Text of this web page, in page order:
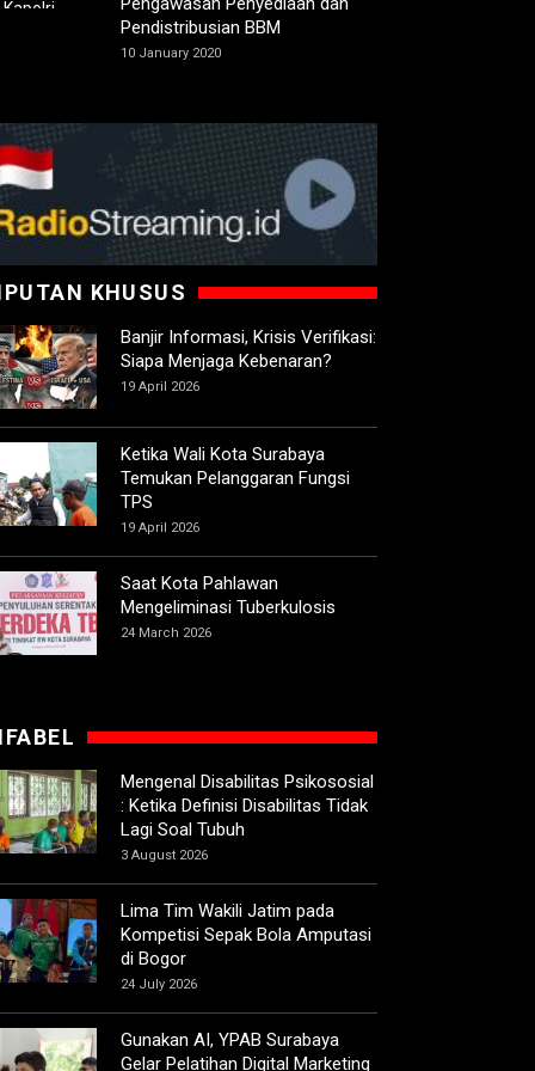
Pendistribusian BBM
10 January 2020
KHUSUS
Banjir Informasi, Krisis Verifikasi:
Siapa Menjaga Kebenaran?
19 April 2026
Ketika Wali Kota Surabaya
Temukan Pelanggaran Fungsi
TPS
19 April 2026
Saat Kota Pahlawan
Mengeliminasi Tuberkulosis
24 March 2026
Mengenal Disabilitas Psikososial
: Ketika Definisi Disabilitas Tidak
Lagi Soal Tubuh
3 August 2026
Lima Tim Wakili Jatim pada
Kompetisi Sepak Bola Amputasi
di Bogor
24 July 2026
Gunakan AI, YPAB Surabaya
Gelar Pelatihan Digital Marketing